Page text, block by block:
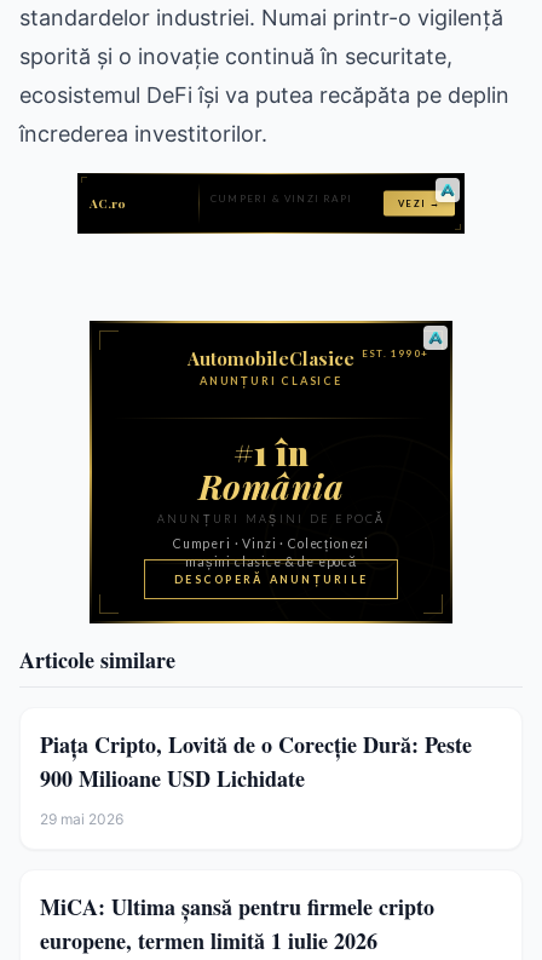
standardelor industriei. Numai printr-o vigilență
sporită și o inovație continuă în securitate,
ecosistemul DeFi își va putea recăpăta pe deplin
încrederea investitorilor.
Articole similare
Piața Cripto, Lovită de o Corecție Dură: Peste
900 Milioane USD Lichidate
29 mai 2026
MiCA: Ultima șansă pentru firmele cripto
europene, termen limită 1 iulie 2026